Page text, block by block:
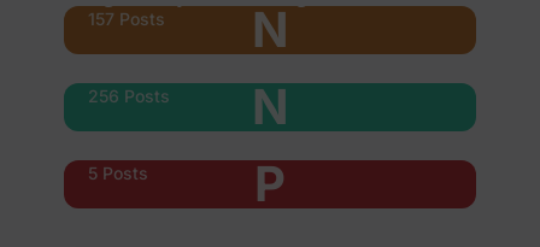
N
157 Posts
N
256 Posts
P
5 Posts